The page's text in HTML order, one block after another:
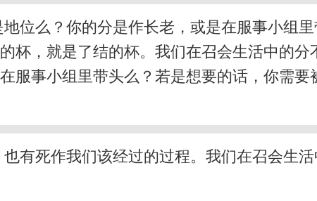
位么？你的分是作长老，或是在服事小组
杯，就是了结的杯。我们在召会生活中的
服事小组里带头么？若是想要的话，你需
有死作我们该经过的过程。我们在召会生